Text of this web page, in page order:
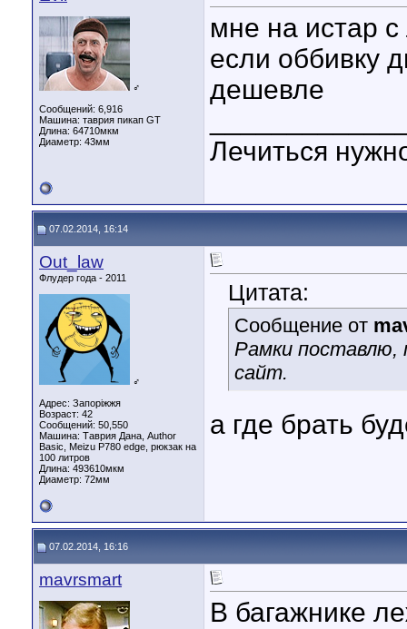
♂
Сообщений: 6,916
Машина: таврия пикап GT
Длина: 64710мкм
Диаметр: 43мм
мне на истар
если оббивку
дешевле
Лечиться
07.02.2014, 16:14
Out_law
Флудер года - 2011
♂
Адрес: Запоріжжя
Возраст: 42
Сообщений: 50,550
Машина: Таврия Дана, Author
Basic, Meizu P780 edge, рюкзак на
100 литров
Длина: 493610мкм
Диаметр: 72мм
Цитата:
Сообщение от
Рамки поставлю,
сайт.
а где брать
07.02.2014, 16:16
mavrsmart
В багажнике